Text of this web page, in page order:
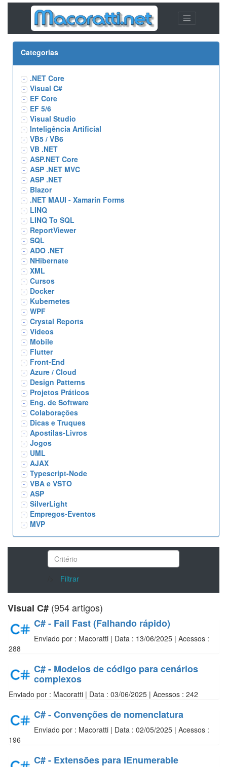
Categorias
.NET Core
Visual C#
EF Core
EF 5/6
Visual Studio
Inteligência Artificial
VB5 / VB6
VB .NET
ASP.NET Core
ASP .NET MVC
ASP .NET
Blazor
.NET MAUI - Xamarin Forms
LINQ
LINQ To SQL
ReportViewer
SQL
ADO .NET
NHibernate
XML
Cursos
Docker
Kubernetes
WPF
Crystal Reports
Vídeos
Mobile
Flutter
Front-End
Azure / Cloud
Design Patterns
Projetos Práticos
Eng. de Software
Colaborações
Dicas e Truques
Apostilas-Livros
Jogos
UML
AJAX
Typescript-Node
VBA e VSTO
ASP
SilverLight
Empregos-Eventos
MVP
Filtrar
Visual C# (954 artigos)
C# - Fail Fast (Falhando rápido)
Enviado por : Macoratti | Data : 13/06/2025 | Acessos :
288
C# - Modelos de código para cenários
complexos
Enviado por : Macoratti | Data : 03/06/2025 | Acessos : 242
C# - Convenções de nomenclatura
Enviado por : Macoratti | Data : 02/05/2025 | Acessos :
196
C# - Extensões para IEnumerable